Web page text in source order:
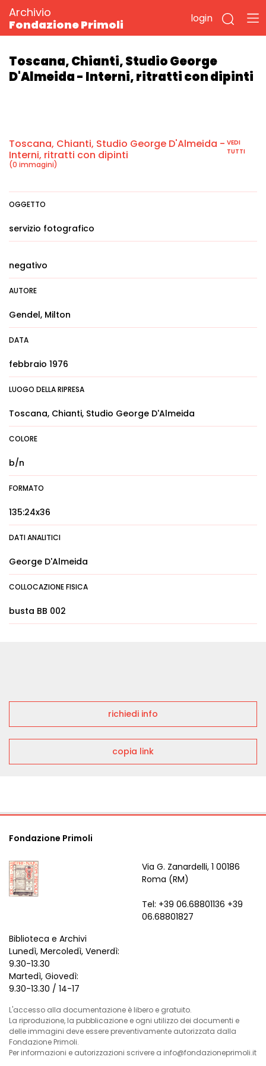
Archivio
Fondazione Primoli
login
Toscana, Chianti, Studio George
D'Almeida - Interni, ritratti con dipinti
Toscana, Chianti, Studio George D'Almeida -
Interni, ritratti con dipinti
(0 immagini)
VEDI
TUTTI
OGGETTO
servizio fotografico
negativo
AUTORE
Gendel, Milton
DATA
febbraio 1976
LUOGO DELLA RIPRESA
Toscana, Chianti, Studio George D'Almeida
COLORE
b/n
FORMATO
135:24x36
DATI ANALITICI
George D'Almeida
COLLOCAZIONE FISICA
busta BB 002
richiedi info
copia link
Fondazione Primoli
Via G. Zanardelli, 1 00186
Roma (RM)
Tel: +39 06.68801136 +39
06.68801827
Biblioteca e Archivi
Lunedì, Mercoledì, Venerdì:
9.30-13.30
Martedì, Giovedì:
9.30-13.30 / 14-17
L'accesso alla documentazione è libero e gratuito.
La riproduzione, la pubblicazione e ogni utilizzo dei documenti e
delle immagini deve essere preventivamente autorizzata dalla
Fondazione Primoli.
Per informazioni e autorizzazioni scrivere a info@fondazioneprimoli.it